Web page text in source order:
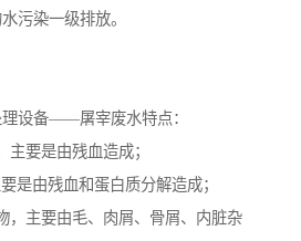
污染一级排放。
设备——屠宰废水特点：
主要是由残血造成；
是由残血和蛋白质分解造成；
，主要由毛、肉屑、骨屑、内脏杂